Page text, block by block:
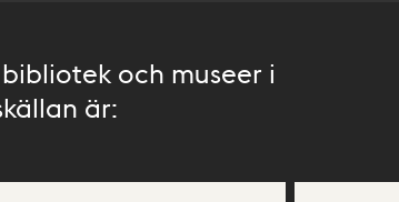
och museer i
är: